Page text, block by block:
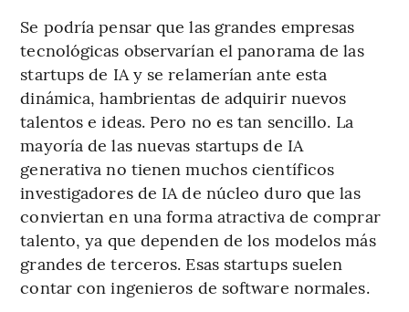
Se podría pensar que las grandes empresas
tecnológicas observarían el panorama de las
startups de IA y se relamerían ante esta
dinámica, hambrientas de adquirir nuevos
talentos e ideas. Pero no es tan sencillo. La
mayoría de las nuevas startups de IA
generativa no tienen muchos científicos
investigadores de IA de núcleo duro que las
conviertan en una forma atractiva de comprar
talento, ya que dependen de los modelos más
grandes de terceros. Esas startups suelen
contar con ingenieros de software normales.